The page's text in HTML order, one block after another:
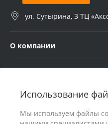
Использование
Мы используем файлы
ул. Сутырина, 3 ТЦ
О компании